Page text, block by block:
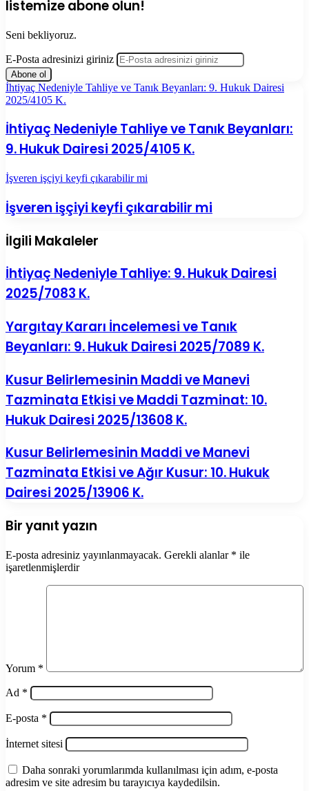
listemize abone olun!
Seni bekliyoruz.
E-Posta adresinizi giriniz
İhtiyaç Nedeniyle Tahliye ve Tanık Beyanları: 9. Hukuk Dairesi
2025/4105 K.
İhtiyaç Nedeniyle Tahliye ve Tanık Beyanları:
9. Hukuk Dairesi 2025/4105 K.
İşveren işçiyi keyfi çıkarabilir mi
İşveren işçiyi keyfi çıkarabilir mi
İlgili Makaleler
İhtiyaç Nedeniyle Tahliye: 9. Hukuk Dairesi
2025/7083 K.
Yargıtay Kararı İncelemesi ve Tanık
Beyanları: 9. Hukuk Dairesi 2025/7089 K.
Kusur Belirlemesinin Maddi ve Manevi
Tazminata Etkisi ve Maddi Tazminat: 10.
Hukuk Dairesi 2025/13608 K.
Kusur Belirlemesinin Maddi ve Manevi
Tazminata Etkisi ve Ağır Kusur: 10. Hukuk
Dairesi 2025/13906 K.
Bir yanıt yazın
E-posta adresiniz yayınlanmayacak. Gerekli alanlar * ile
işaretlenmişlerdir
Yorum *
Ad *
E-posta *
İnternet sitesi
Daha sonraki yorumlarımda kullanılması için adım, e-posta
adresim ve site adresim bu tarayıcıya kaydedilsin.